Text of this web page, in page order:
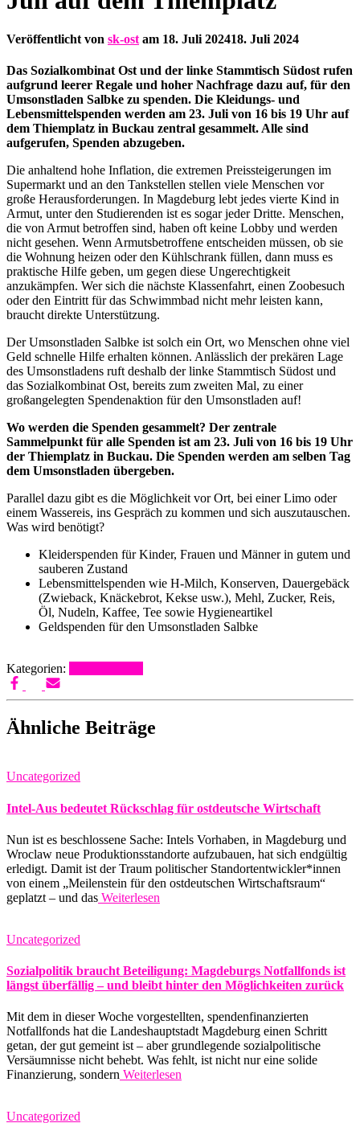
Veröffentlicht von sk-ost am 18. Juli 202418. Juli 2024
Das Sozialkombinat Ost und der linke Stammtisch Südost rufen
aufgrund leerer Regale und hoher Nachfrage dazu auf, für den
Umsonstladen Salbke zu spenden. Die Kleidungs- und
Lebensmittelspenden werden am 23. Juli von 16 bis 19 Uhr auf
dem Thiemplatz in Buckau zentral gesammelt. Alle sind
aufgerufen, Spenden abzugeben.
Die anhaltend hohe Inflation, die extremen Preissteigerungen im
Supermarkt und an den Tankstellen stellen viele Menschen vor
große Herausforderungen. In Magdeburg lebt jedes vierte Kind in
Armut, unter den Studierenden ist es sogar jeder Dritte. Menschen,
die von Armut betroffen sind, haben oft keine Lobby und werden
nicht gesehen. Wenn Armutsbetroffene entscheiden müssen, ob sie
die Wohnung heizen oder den Kühlschrank füllen, dann muss es
praktische Hilfe geben, um gegen diese Ungerechtigkeit
anzukämpfen. Wer sich die nächste Klassenfahrt, einen Zoobesuch
oder den Eintritt für das Schwimmbad nicht mehr leisten kann,
braucht direkte Unterstützung.
Der Umsonstladen Salbke ist solch ein Ort, wo Menschen ohne viel
Geld schnelle Hilfe erhalten können. Anlässlich der prekären Lage
des Umsonstladens ruft deshalb der linke Stammtisch Südost und
das Sozialkombinat Ost, bereits zum zweiten Mal, zu einer
großangelegten Spendenaktion für den Umsonstladen auf!
Wo werden die Spenden gesammelt? Der zentrale
Sammelpunkt für alle Spenden ist am 23. Juli von 16 bis 19 Uhr
der Thiemplatz in Buckau. Die Spenden werden am selben Tag
dem Umsonstladen übergeben.
Parallel dazu gibt es die Möglichkeit vor Ort, bei einer Limo oder
einem Wassereis, ins Gespräch zu kommen und sich auszutauschen.
Was wird benötigt?
Kleiderspenden für Kinder, Frauen und Männer in gutem und
sauberen Zustand
Lebensmittelspenden wie H-Milch, Konserven, Dauergebäck
(Zwieback, Knäckebrot, Kekse usw.), Mehl, Zucker, Reis,
Öl, Nudeln, Kaffee, Tee sowie Hygieneartikel
Geldspenden für den Umsonstladen Salbke
Kategorien:
Ähnliche Beiträge
Uncategorized
Intel-Aus bedeutet Rückschlag für ostdeutsche Wirtschaft
Nun ist es beschlossene Sache: Intels Vorhaben, in Magdeburg und
Wroclaw neue Produktionsstandorte aufzubauen, hat sich endgültig
erledigt. Damit ist der Traum politischer Standortentwickler*innen
von einem „Meilenstein für den ostdeutschen Wirtschaftsraum“
geplatzt – und das Weiterlesen
Uncategorized
Sozialpolitik braucht Beteiligung: Magdeburgs Notfallfonds ist
längst überfällig – und bleibt hinter den Möglichkeiten zurück
Mit dem in dieser Woche vorgestellten, spendenfinanzierten
Notfallfonds hat die Landeshauptstadt Magdeburg einen Schritt
getan, der gut gemeint ist – aber grundlegende sozialpolitische
Versäumnisse nicht behebt. Was fehlt, ist nicht nur eine solide
Finanzierung, sondern Weiterlesen
Uncategorized